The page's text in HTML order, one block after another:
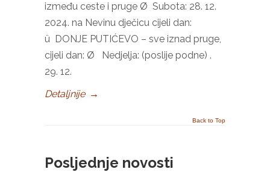
između ceste i pruge Ø Subota: 28. 12.
2024. na Nevinu dječicu cijeli dan:
ü DONJE PUTIĆEVO – sve iznad pruge,
cijeli dan: Ø Nedjelja: (poslije podne) .
29. 12.
Detaljnije →
Back to Top
Posljednje novosti